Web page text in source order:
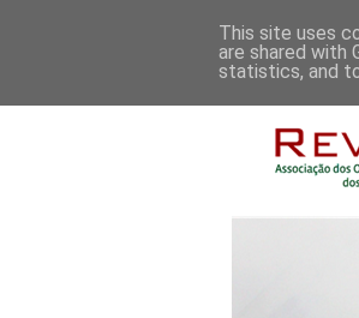
This site uses
are shared with
statistics, and